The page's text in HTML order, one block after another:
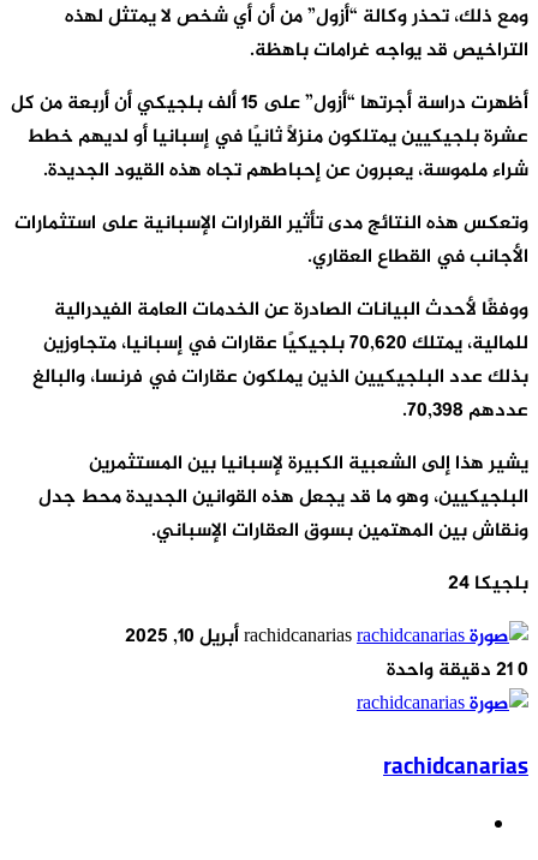
ومع ذلك، تحذر وكالة “أزول” من أن أي شخص لا يمتثل لهذه
التراخيص قد يواجه غرامات باهظة.
أظهرت دراسة أجرتها “أزول” على 15 ألف بلجيكي أن أربعة من كل
عشرة بلجيكيين يمتلكون منزلًا ثانيًا في إسبانيا أو لديهم خطط
شراء ملموسة، يعبرون عن إحباطهم تجاه هذه القيود الجديدة.
وتعكس هذه النتائج مدى تأثير القرارات الإسبانية على استثمارات
الأجانب في القطاع العقاري.
ووفقًا لأحدث البيانات الصادرة عن الخدمات العامة الفيدرالية
للمالية، يمتلك 70,620 بلجيكيًا عقارات في إسبانيا، متجاوزين
بذلك عدد البلجيكيين الذين يملكون عقارات في فرنسا، والبالغ
عددهم 70,398.
يشير هذا إلى الشعبية الكبيرة لإسبانيا بين المستثمرين
البلجيكيين، وهو ما قد يجعل هذه القوانين الجديدة محط جدل
ونقاش بين المهتمين بسوق العقارات الإسباني.
بلجيكا 24
rachidcanariasأرسل
أبريل 10, 2025
0
دقيقة واحدة
rachidcanarias